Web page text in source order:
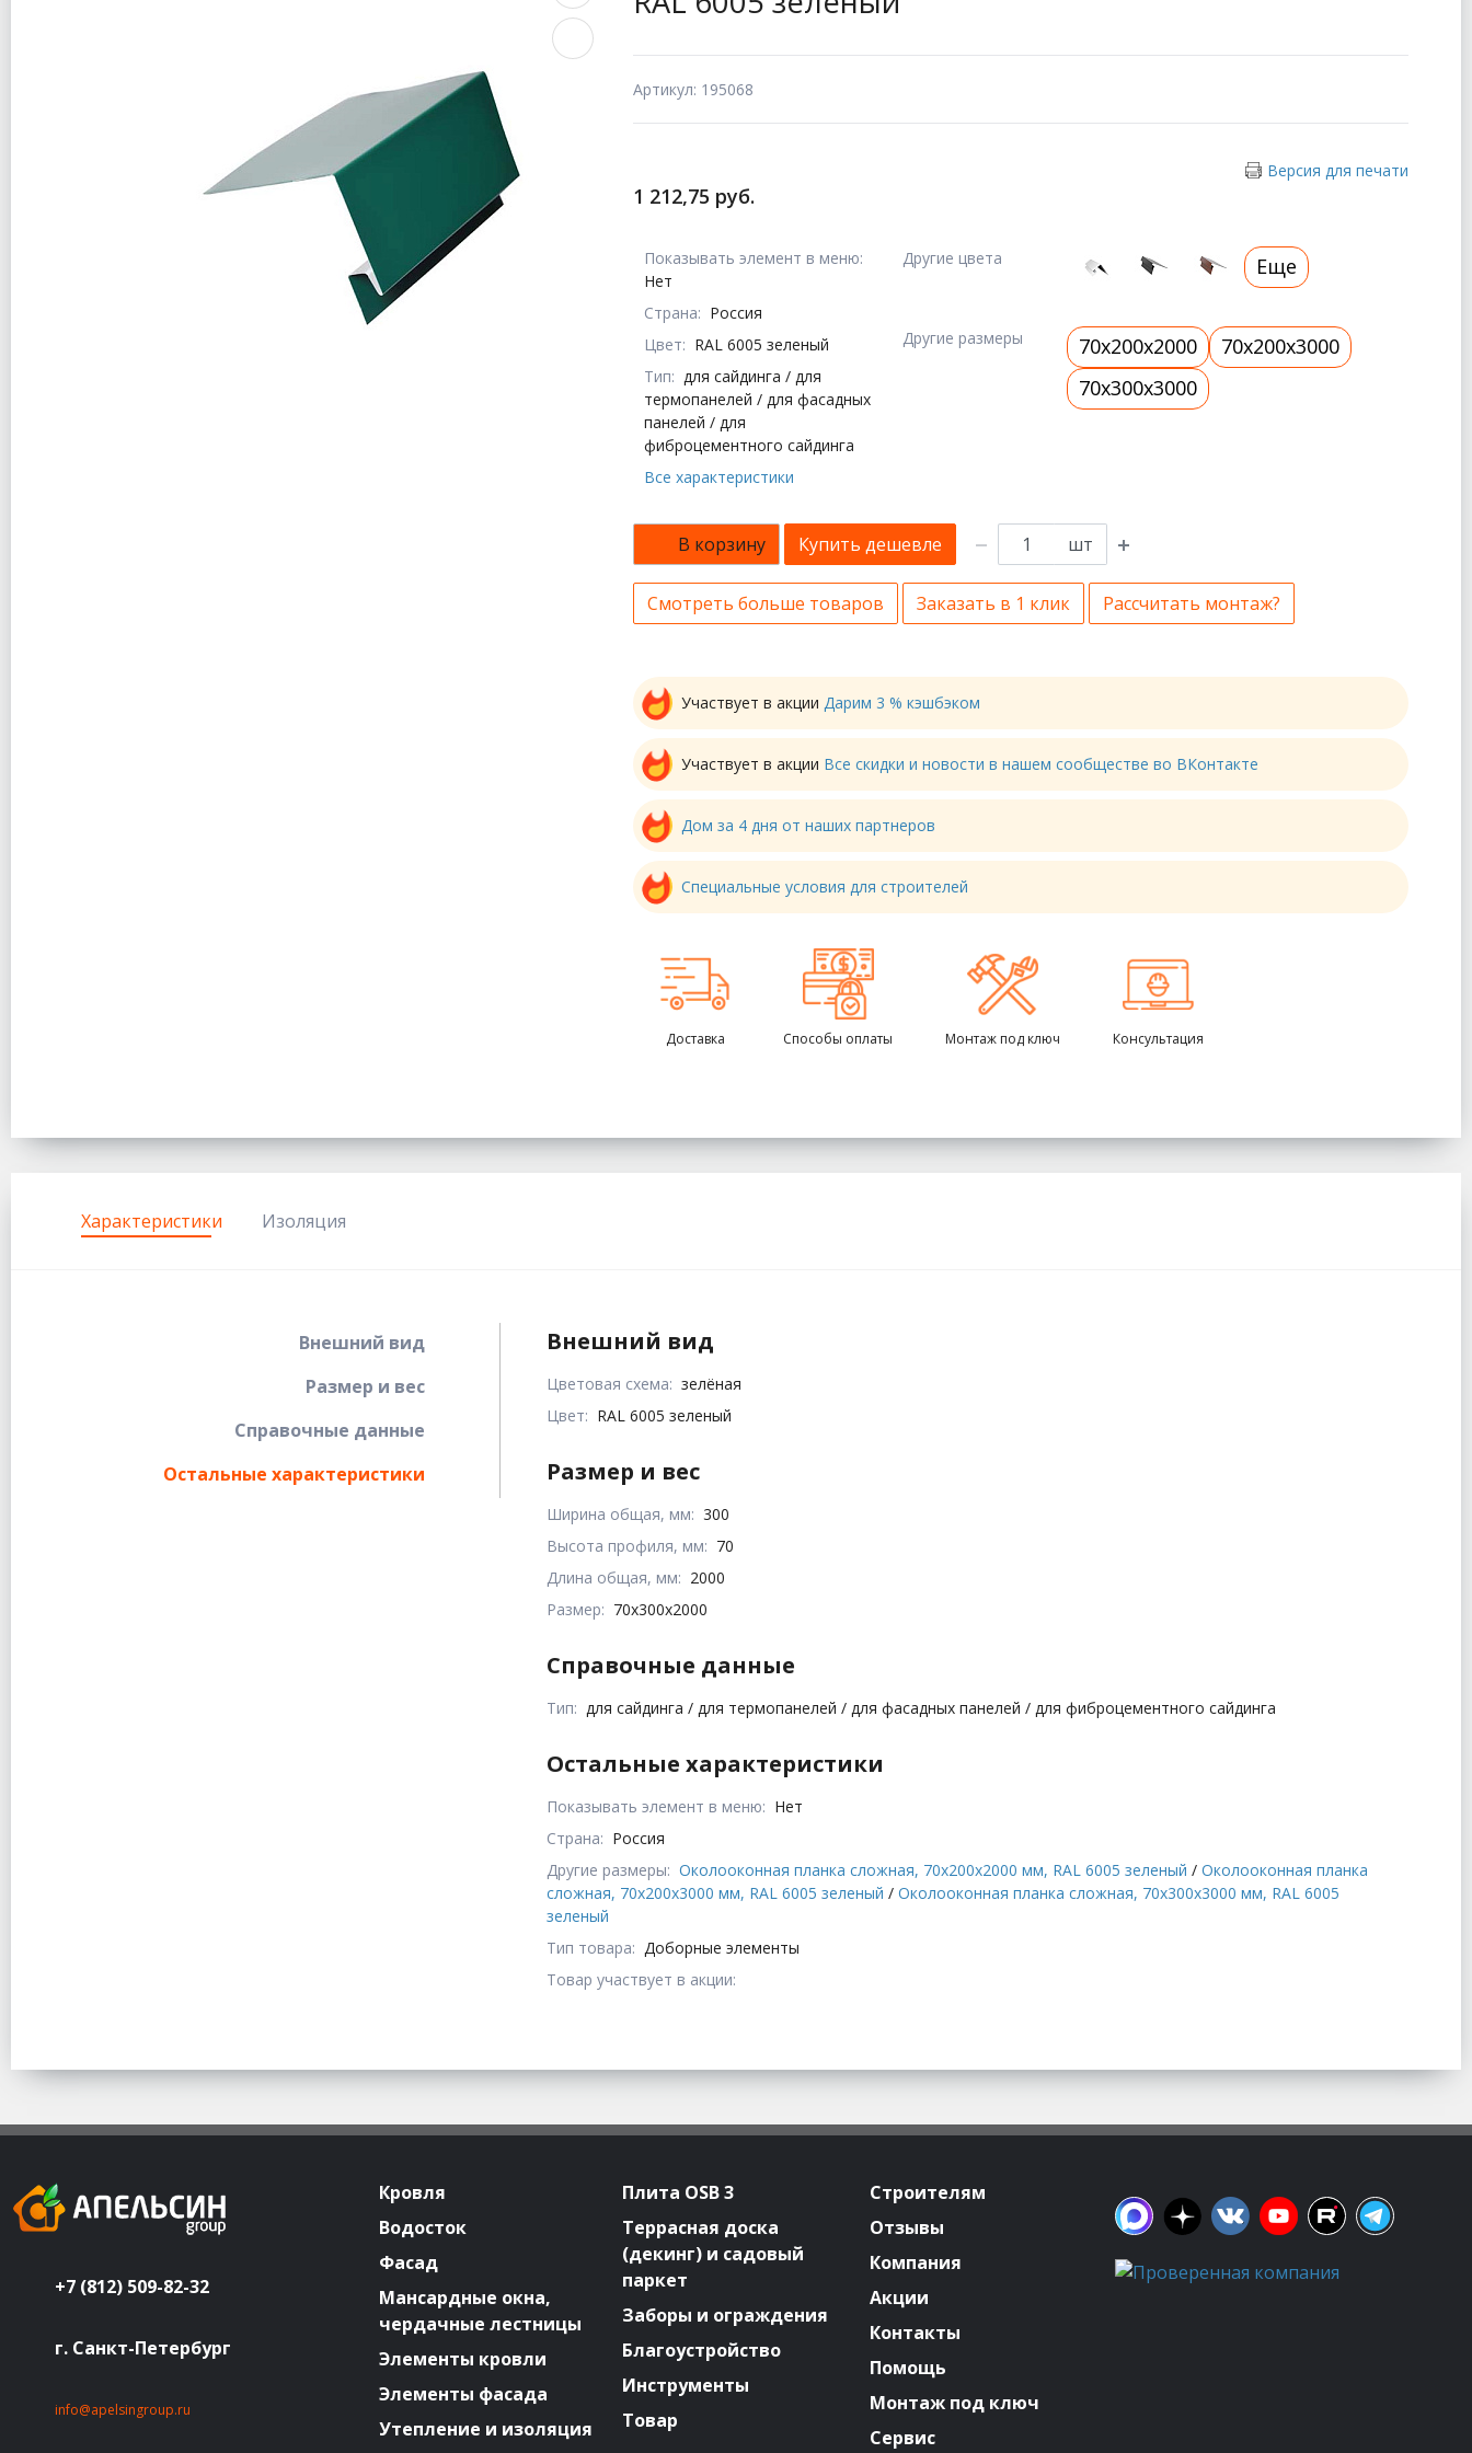
Артикул: 195068
Версия для печати
1 212,75 руб.
Показывать элемент в меню:
Нет
Страна: Россия
Цвет: RAL 6005 зеленый
Тип: для сайдинга / для
термопанелей / для фасадных
панелей / для
фиброцементного сайдинга
Все характеристики
Другие цвета Еще
Другие размеры 70x200x2000
70x200x3000
70x300x3000
В корзину Купить дешевле шт
Смотреть больше товаров Заказать в 1 клик Рассчитать монтаж?
Участвует в акции Дарим 3 % кэшбэком
Участвует в акции Все скидки и новости в нашем сообществе во ВКонтакте
Дом за 4 дня от наших партнеров
Специальные условия для строителей
Доставка Способы оплаты Монтаж под ключ Консультация
Характеристики Изоляция
Внешний вид
Размер и вес
Справочные данные
Остальные характеристики
Внешний вид
Цветовая схема: зелёная
Цвет: RAL 6005 зеленый
Размер и вес
Ширина общая, мм: 300
Высота профиля, мм: 70
Длина общая, мм: 2000
Размер: 70x300x2000
Справочные данные
Тип: для сайдинга / для термопанелей / для фасадных панелей / для фиброцементного сайдинга
Остальные характеристики
Показывать элемент в меню: Нет
Страна: Россия
Другие размеры: Околооконная планка сложная, 70x200x2000 мм, RAL 6005 зеленый /Околооконная планка
сложная, 70x200x3000 мм, RAL 6005 зеленый /Околооконная планка сложная, 70x300x3000 мм, RAL 6005
зеленый
Тип товара: Доборные элементы
Товар участвует в акции:
+7 (812) 509-82-32
г. Санкт-Петербург
info@apelsingroup.ru
Кровля
Водосток
Фасад
Мансардные окна,
чердачные лестницы
Элементы кровли
Элементы фасада
Утепление и изоляция
Плита OSB 3
Террасная доска
(декинг) и садовый
паркет
Заборы и ограждения
Благоустройство
Инструменты
Товар
Строителям
Отзывы
Компания
Акции
Контакты
Помощь
Монтаж под ключ
Сервис